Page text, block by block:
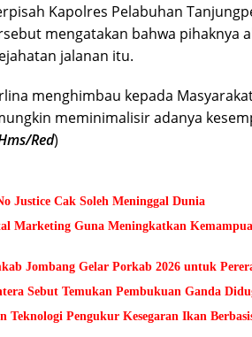
Kapolres Pelabuhan
mengatakan bahwa pihaknya
jalanan itu.
menghimbau kepada
meminimalisir adanya
Red)
Justice Cak Soleh Meninggal Dunia
Marketing Guna Meningkatkan
Jombang Gelar Porkab 2026 untuk
Sebut Temukan Pembukuan Ganda
Pengukur Kesegaran Ikan